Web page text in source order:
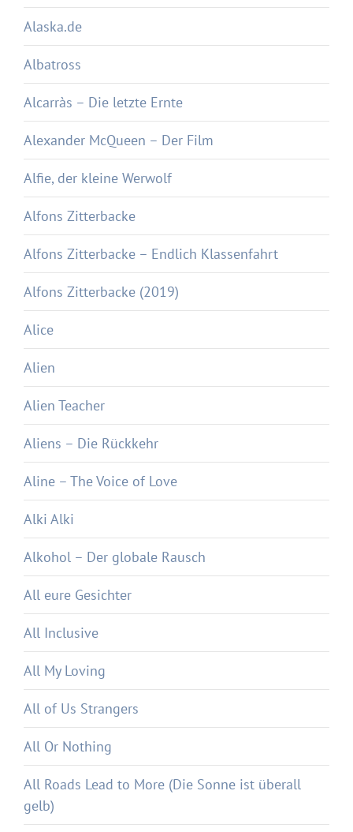
Alaska.de
Albatross
Alcarràs – Die letzte Ernte
Alexander McQueen – Der Film
Alfie, der kleine Werwolf
Alfons Zitterbacke
Alfons Zitterbacke – Endlich Klassenfahrt
Alfons Zitterbacke (2019)
Alice
Alien
Alien Teacher
Aliens – Die Rückkehr
Aline – The Voice of Love
Alki Alki
Alkohol – Der globale Rausch
All eure Gesichter
All Inclusive
All My Loving
All of Us Strangers
All Or Nothing
All Roads Lead to More (Die Sonne ist überall
gelb)